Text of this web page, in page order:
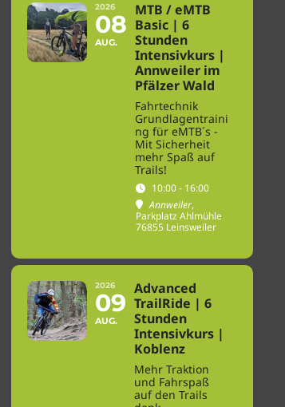
2026
08
AUG.
MTB / eMTB
Basic | 6
Stunden
Intensivkurs |
Annweiler im
Pfälzer Wald
Fahrtechnik
Grundlagentraini
ng für eMTB´s -
Mit Sicherheit
mehr Spaß auf
Trails!
10:00 - 16:00
Annweiler,
Parkplatz Ahlmühle
76855 Leinsweiler
2026
09
AUG.
Advanced
TrailRide | 6
Stunden
Intensivkurs |
Koblenz
Mehr Traktion
und Fahrspaß
auf den Trails